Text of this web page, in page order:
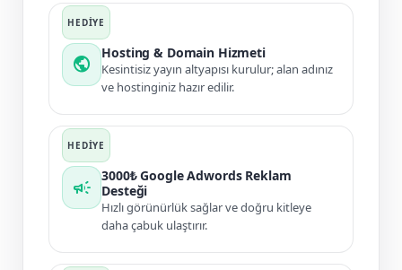
public
Hosting & Domain Hizmeti
Kesintisiz yayın altyapısı kurulur; alan adınız
ve hostinginiz hazır edilir.
campaign
3000₺ Google Adwords Reklam
Desteği
Hızlı görünürlük sağlar ve doğru kitleye
daha çabuk ulaştırır.